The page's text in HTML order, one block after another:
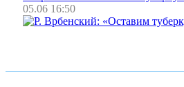
05.06 16:50